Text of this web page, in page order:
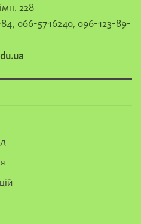
228
066-5716240, 096-123-89-